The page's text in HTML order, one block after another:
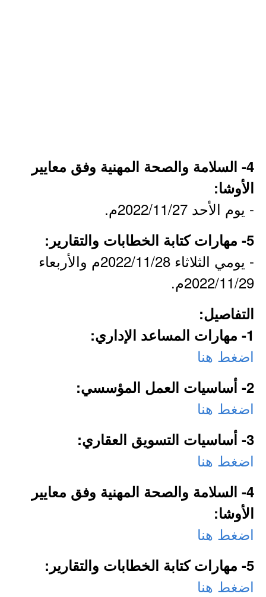
4- السلامة والصحة المهنية وفق معايير
الأوشا:
- يوم الأحد 2022/11/27م.
5- مهارات كتابة الخطابات والتقارير:
- يومي الثلاثاء 2022/11/28م والأربعاء
2022/11/29م.
التفاصيل:
1- مهارات المساعد الإداري:
اضغط هنا
2- أساسيات العمل المؤسسي:
اضغط هنا
3- أساسيات التسويق العقاري:
اضغط هنا
4- السلامة والصحة المهنية وفق معايير
الأوشا:
اضغط هنا
5- مهارات كتابة الخطابات والتقارير:
اضغط هنا